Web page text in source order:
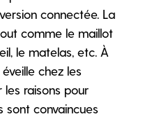
connectée. La
comme le maillot
le matelas, etc. À
chez les
les raisons pour
sont convaincues